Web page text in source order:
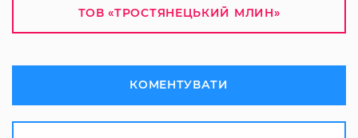
ТОВ «ТРОСТЯНЕЦЬКИЙ МЛИН»
КОМЕНТУВАТИ